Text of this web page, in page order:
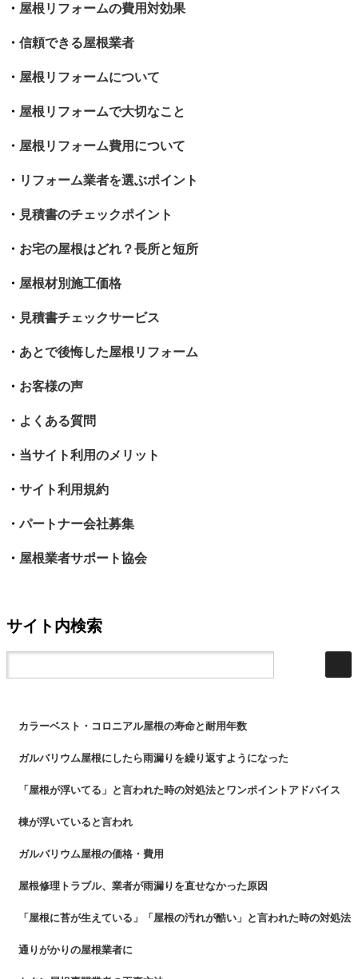
・ 屋根リフォームの費用対効果
・ 信頼できる屋根業者
・ 屋根リフォームについて
・ 屋根リフォームで大切なこと
・ 屋根リフォーム費用について
・ リフォーム業者を選ぶポイント
・ 見積書のチェックポイント
・ お宅の屋根はどれ？長所と短所
・ 屋根材別施工価格
・ 見積書チェックサービス
・ あとで後悔した屋根リフォーム
・ お客様の声
・ よくある質問
・ 当サイト利用のメリット
・ サイト利用規約
・パートナー会社募集
・ 屋根業者サポート協会
サイト内検索
カラーベスト・コロニアル屋根の寿命と耐用年数
ガルバリウム屋根にしたら雨漏りを繰り返すようになった
「屋根が浮いてる」と言われた時の対処法とワンポイントアドバイス
棟が浮いていると言われ
ガルバリウム屋根の価格・費用
屋根修理トラブル、業者が雨漏りを直せなかった原因
「屋根に苔が生えている」「屋根の汚れが酷い」と言われた時の対処法
通りがかりの屋根業者に